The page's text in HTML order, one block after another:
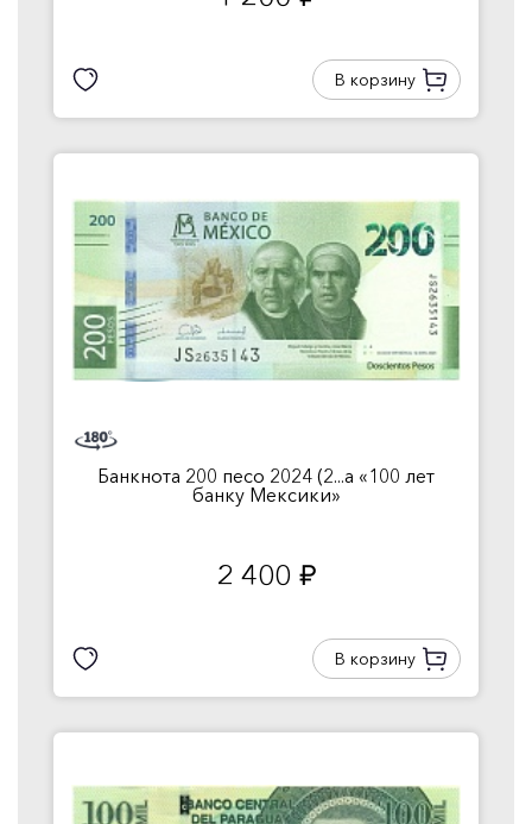
В корзину
Банкнота 200 песо 2024 (2...а «100 лет
банку Мексики»
2 400 руб.
В корзину